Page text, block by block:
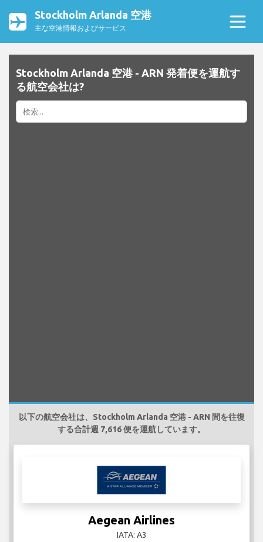
Stockholm Arlanda 空港
主な空港情報およびサービス
Stockholm Arlanda 空港 - ARN 発着便を運航す
る航空会社は?
以下の航空会社は、Stockholm Arlanda 空港 - ARN 間を往復
する合計週 7,616 便を運航しています。
Aegean Airlines
IATA: A3